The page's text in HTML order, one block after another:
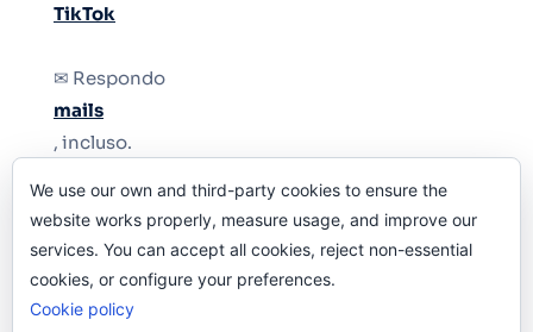
TikTok
✉ Respondo
mails
, incluso.
Y si una persona no puede tener teléfono, que
le quiten el teléfono.
We use our own and third-party cookies to ensure the
website works properly, measure usage, and improve our
services. You can accept all cookies, reject non-essential
cookies, or configure your preferences.
Cookie policy